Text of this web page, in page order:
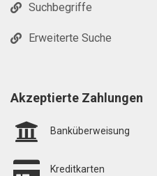
Suchbegriffe
Erweiterte Suche
Akzeptierte Zahlungen
Banküberweisung
Kreditkarten